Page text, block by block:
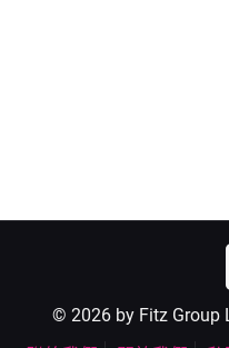
© 2026 by Fitz Group